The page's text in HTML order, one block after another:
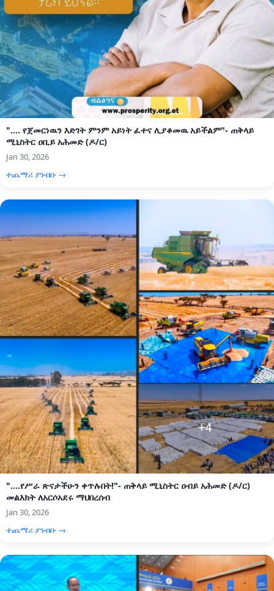
".... የጀመርነዉን እድገት ምንም አይነት ፈተና ሊያቆመዉ አይችልም"- ጠቅላይ
ሚኒስትር ዐቢይ አሕመድ (ዶ/ር)
Jan 30, 2026
ተጨማሪ ያንብቡ →
"....የሥራ ጽናታችሁን ቀጥሉበት!"- ጠቅላይ ሚኒስትር ዐብይ አሕመድ (ዶ/ር)
መልእክት ለአርሶአደሩ ማህበረሰብ
Jan 30, 2026
ተጨማሪ ያንብቡ →